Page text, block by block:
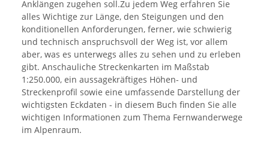
Anklängen zugehen soll.Zu jedem Weg erfahren Sie
alles Wichtige zur Länge, den Steigungen und den
konditionellen Anforderungen, ferner, wie schwierig
und technisch anspruchsvoll der Weg ist, vor allem
aber, was es unterwegs alles zu sehen und zu erleben
gibt. Anschauliche Streckenkarten im Maßstab
1:250.000, ein aussagekräftiges Höhen- und
Streckenprofil sowie eine umfassende Darstellung der
wichtigsten Eckdaten - in diesem Buch finden Sie alle
wichtigen Informationen zum Thema Fernwanderwege
im Alpenraum.